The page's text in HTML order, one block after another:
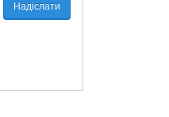
Надіслати